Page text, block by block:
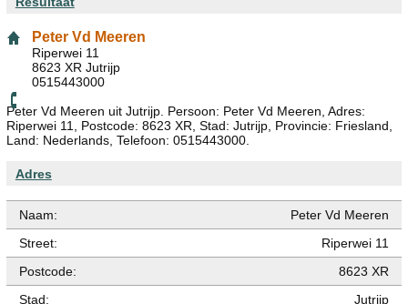
Peter Vd Meeren
Riperwei 11
8623 XR Jutrijp
0515443000
Peter Vd Meeren uit Jutrijp. Persoon: Peter Vd Meeren, Adres:
Riperwei 11, Postcode: 8623 XR, Stad: Jutrijp, Provincie: Friesland,
Land: Nederlands, Telefoon: 0515443000.
Adres
Naam:
Peter Vd Meeren
Street:
Riperwei 11
Postcode:
8623 XR
Stad:
Jutrijp